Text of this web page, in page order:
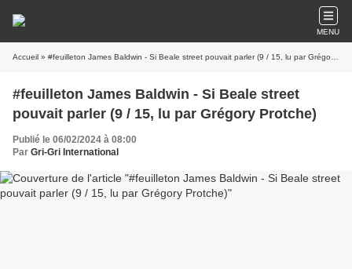
MENU
Accueil » #feuilleton James Baldwin - Si Beale street pouvait parler (9 / 15, lu par Grégory Protche)
#feuilleton James Baldwin - Si Beale street
pouvait parler (9 / 15, lu par Grégory Protche)
Publié le 06/02/2024 à 08:00
Par Gri-Gri International